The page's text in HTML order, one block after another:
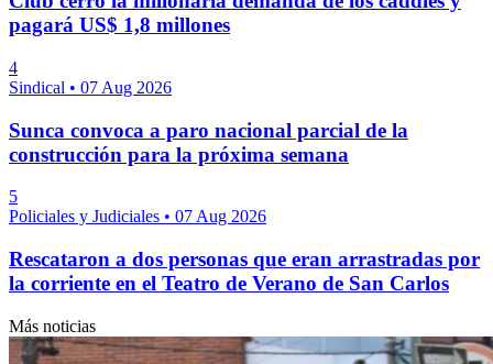
pagará US$ 1,8 millones
4
Sindical • 07 Aug 2026
Sunca convoca a paro nacional parcial de la
construcción para la próxima semana
5
Policiales y Judiciales • 07 Aug 2026
Rescataron a dos personas que eran arrastradas por
la corriente en el Teatro de Verano de San Carlos
Más noticias